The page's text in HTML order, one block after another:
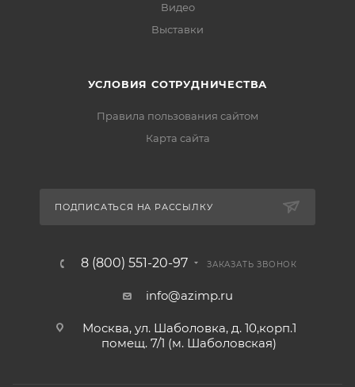
Видео
Выставки
УСЛОВИЯ СОТРУДНИЧЕСТВА
Правила пользования сайтом
Карта сайта
ПОДПИСАТЬСЯ НА РАССЫЛКУ
8 (800) 551-20-97 ЗАКАЗАТЬ ЗВОНОК
info@azimp.ru
Москва, ул. Шаболовка, д. 10,корп.1
помещ. 7/1 (м. Шаболовская)